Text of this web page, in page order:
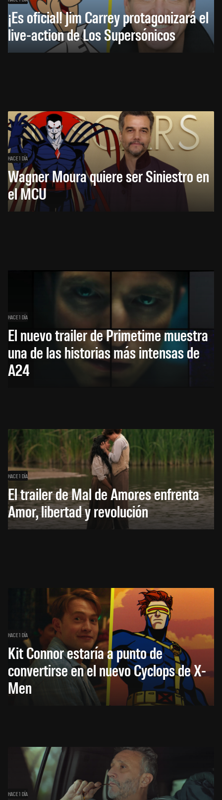
¡Es oficial! Jim Carrey protagonizará el
live-action de Los Supersónicos
HACE 1 DÍA
Wagner Moura quiere ser Siniestro en
el MCU
HACE 1 DÍA
El nuevo trailer de Primetime muestra
una de las historias más intensas de
A24
HACE 1 DÍA
El trailer de Mal de Amores enfrenta
Amor, libertad y revolución
HACE 1 DÍA
Kit Connor estaría a punto de
convertirse en el nuevo Cyclops de X-
Men
HACE 1 DÍA